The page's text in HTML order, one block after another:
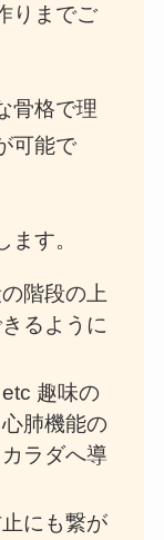
りまでご
骨格で理
可能で
す。
階段の上
るように
趣味の
肺機能の
ラダへ導
にも繋が